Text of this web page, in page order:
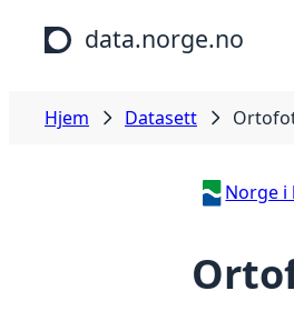
Hopp til hovedinnhold
data.norge.no
Hjem Datasett
Norge i